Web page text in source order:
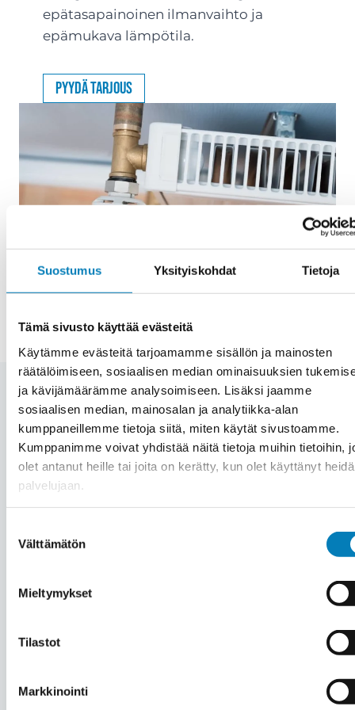
Suostumus Yksityiskohdat Tietoja
Tämä sivusto käyttää evästeitä
Käytämme evästeitä tarjoamamme sisällön ja mainosten
räätälöimiseen, sosiaalisen median ominaisuuksien
ja kävijämäärämme analysoimiseen. Lisäksi jaamme
sosiaalisen median, mainosalan ja analytiikka-alan
kumppaneillemme tietoja siitä, miten käytät sivustoamme.
Kumppanimme voivat yhdistää näitä tietoja muihin tietoihin,
olet antanut heille tai joita on kerätty, kun olet käyttänyt
palvelujaan.
valinta
Välttämätön
Mieltymykset
Tilastot
Markkinointi
epätasapainoinen ilmanvaihto ja
epämukava lämpötila.
Pyydä tarjous
Automaation hinta Perho –
Mitä automaation hankinta
Jokainen automaatioprojekti Perhossa on
työn laajuudesta ja asennettavasta laitteistosta.
automaatiojärjestelmä saavuttaa säästöä 15-20